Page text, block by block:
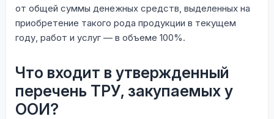
от общей суммы денежных средств, выделенных на
приобретение такого рода продукции в текущем
году, работ и услуг — в объеме 100%.
Что входит в утвержденный
перечень ТРУ, закупаемых у
ООИ?